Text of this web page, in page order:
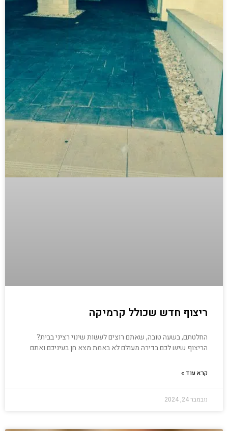
ריצוף חדש שכולל קרמיקה
החלטתם, בשעה טובה, שאתם רוצים לעשות שינוי רציני בבית?
הריצוף שיש לכם בדירה מעולם לא באמת מצא חן בעיניכם ואתם
קרא עוד »
נובמבר 24, 2024